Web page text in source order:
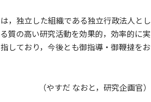
，独立した組織である独立行政法人とし
質の高い研究活動を効果的，効率的に実
しており，今後とも御指導・御鞭撻をお
（やすだ なおと，研究企画官）